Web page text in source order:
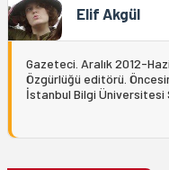
Elif Akgül
Gazeteci. Aralık 2012-
Özgürlüğü editörü.
İstanbul Bilgi Üniversitesi